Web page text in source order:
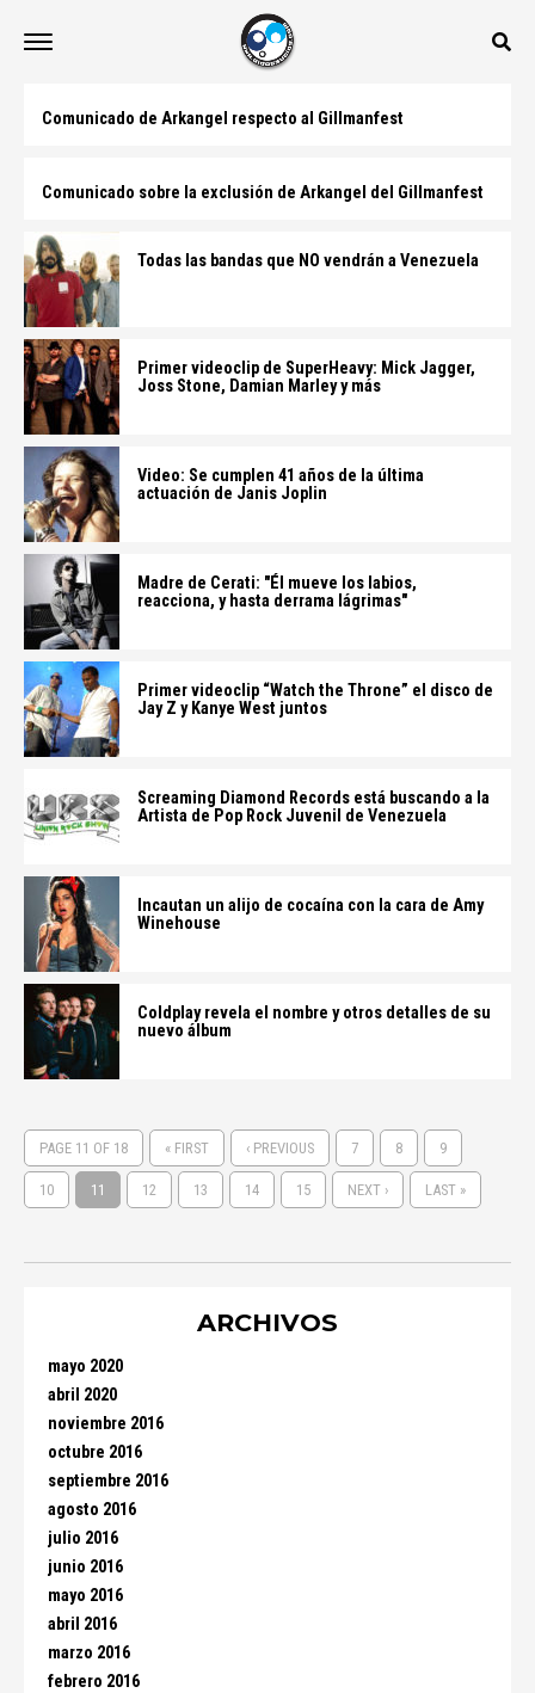
Comunicado de Arkangel respecto al Gillmanfest
Comunicado sobre la exclusión de Arkangel del Gillmanfest
Todas las bandas que NO vendrán a Venezuela
Primer videoclip de SuperHeavy: Mick Jagger,
Joss Stone, Damian Marley y más
Video: Se cumplen 41 años de la última
actuación de Janis Joplin
Madre de Cerati: "Él mueve los labios,
reacciona, y hasta derrama lágrimas"
Primer videoclip “Watch the Throne” el disco de
Jay Z y Kanye West juntos
Screaming Diamond Records está buscando a la
Artista de Pop Rock Juvenil de Venezuela
Incautan un alijo de cocaína con la cara de Amy
Winehouse
Coldplay revela el nombre y otros detalles de su
nuevo álbum
PAGE 11 OF 18 « FIRST ‹ PREVIOUS 7 8 9
10 11 12 13 14 15 NEXT › LAST »
ARCHIVOS
mayo 2020
abril 2020
noviembre 2016
octubre 2016
septiembre 2016
agosto 2016
julio 2016
junio 2016
mayo 2016
abril 2016
marzo 2016
febrero 2016